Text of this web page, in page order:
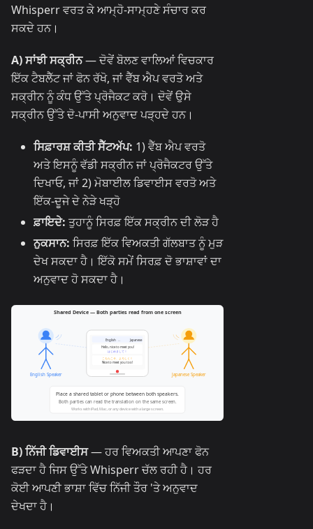
Whisperr ਵਰਤ ਕੇ ਆਮ੍ਹੋ-ਸਾਮ੍ਹਣੇ ਸੰਚਾਰ ਕਰ
ਸਕਦੇ ਹਨ।
A) ਸਾਂਝੀ ਸਕ੍ਰੀਨ— ਦੋਵੇਂ ਬੋਲਣ ਵਾਲਿਆਂ ਵਿਚਕਾਰ
ਇੱਕ ਟੈਬਲੈੱਟ ਜਾਂ ਫੋਨ ਰੱਖੋ, ਜਾਂ ਵੈੱਬ ਐਪ ਵਰਤੋ ਅਤੇ
ਸਕ੍ਰੀਨ ਨੂੰ ਕੰਧ ਉੱਤੇ ਪ੍ਰੋਜੈਕਟ ਕਰੋ। ਦੋਵੇਂ ਉਸੇ
ਸਕ੍ਰੀਨ ਉੱਤੇ ਦੋ-ਪਾਸੀ ਅਨੁਵਾਦ ਪੜ੍ਹਦੇ ਹਨ।
ਸਿਫ਼ਾਰਸ਼ ਕੀਤੀ ਸੈੱਟਅੱਪ: 1) ਵੈੱਬ ਐਪ ਵਰਤੋ
ਅਤੇ ਇਸਨੂੰ ਵੱਡੀ ਸਕ੍ਰੀਨ ਜਾਂ ਪ੍ਰੋਜੈਕਟਰ ਉੱਤੇ
ਦਿਖਾਓ, ਜਾਂ 2) ਮੋਬਾਈਲ ਡਿਵਾਈਸ ਵਰਤੋ ਅਤੇ
ਇੱਕ-ਦੂਜੇ ਦੇ ਨੇੜੇ ਖੜ੍ਹੋ
ਫ਼ਾਇਦੇ: ਤੁਹਾਨੂੰ ਸਿਰਫ਼ ਇੱਕ ਸਕ੍ਰੀਨ ਦੀ ਲੋੜ ਹੈ
ਨੁਕਸਾਨ: ਸਿਰਫ਼ ਇੱਕ ਵਿਅਕਤੀ ਗੱਲਬਾਤ ਨੂੰ ਮੁੜ
ਦੇਖ ਸਕਦਾ ਹੈ। ਇੱਕੋ ਸਮੇਂ ਸਿਰਫ਼ ਦੋ ਭਾਸ਼ਾਵਾਂ ਦਾ
ਅਨੁਵਾਦ ਹੋ ਸਕਦਾ ਹੈ।
B) ਨਿੱਜੀ ਡਿਵਾਈਸ— ਹਰ ਵਿਅਕਤੀ ਆਪਣਾ ਫੋਨ
ਫੜਦਾ ਹੈ ਜਿਸ ਉੱਤੇ Whisperr ਚੱਲ ਰਹੀ ਹੈ। ਹਰ
ਕੋਈ ਆਪਣੀ ਭਾਸ਼ਾ ਵਿੱਚ ਨਿੱਜੀ ਤੌਰ 'ਤੇ ਅਨੁਵਾਦ
ਦੇਖਦਾ ਹੈ।